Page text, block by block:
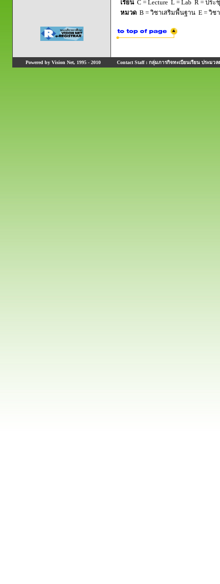
เรียน C = Lecture L = Lab R = ประ
หมวด B = วิชาเสริมพื้นฐาน E = วิช
Powered by Vision Net, 1995 - 2010 Contact Staff : กลุ่มภารกิจทะเบียนเรียน ประมวล